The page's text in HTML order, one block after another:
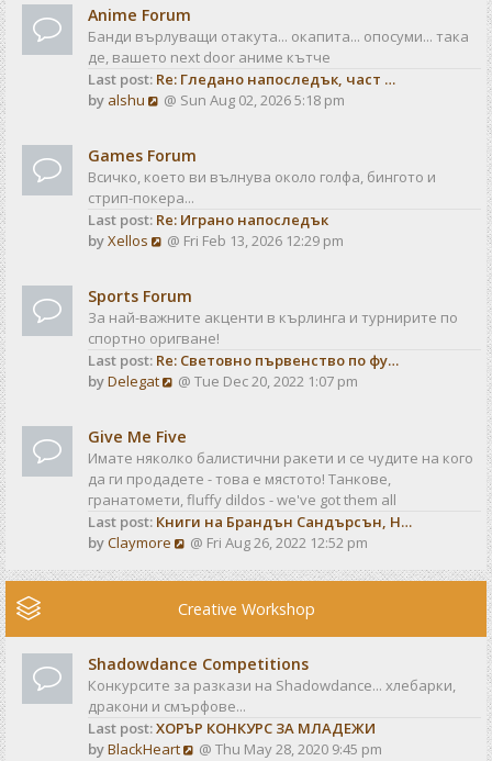
s
e
s
t
p
s
t
w
t
h
e
e
s
t
p
o
t
Anime Forum
Банди върлуващи отакута... окапита... опосуми... така
де, вашето next door аниме кътче
Last post: Re: Гледано напоследък, част …
by alshu
V
w
t
h
e
l
e
s
t
p
o
t
@ Sun Aug 02, 2026 5:18 pm
Games Forum
Всичко, което ви вълнува около голфа, бингото и
стрип-покера...
Last post: Re: Играно напоследък
byXellos
V
w
t
h
e
l
t
e
s
t
p
o
s
t
@ Fri Feb 13, 2026 12:29 pm
Sports Forum
За най-важните акценти в кърлинга и турнирите по
спортно оригване!
Last post: Re: Световно първенство по фу…
byDelegat
V
w
t
h
e
l
a
t
s
o
s
t
@ Tue Dec 20, 2022 1:07 pm
Give Me Five
Имате няколко балистични ракети и се чудите на кого
да ги продадете - това е мястото! Танкове,
гранатомети, fluffy dildos - we've got them all
Last post: Книги на Брандън Сандърсън, Н…
byClaymore
V
e
w
e
l
a
t
e
@ Fri Aug 26, 2022 12:52 pm
Creative Workshop
Shadowdance Competitions
Конкурсите за разкази на Shadowdance... хлебарки,
дракони и смърфове...
Last post:ХОРЪР КОНКУРС ЗА МЛАДЕЖИ
byBlackHeart
V@ Thu May 28, 2020 9:45 pm